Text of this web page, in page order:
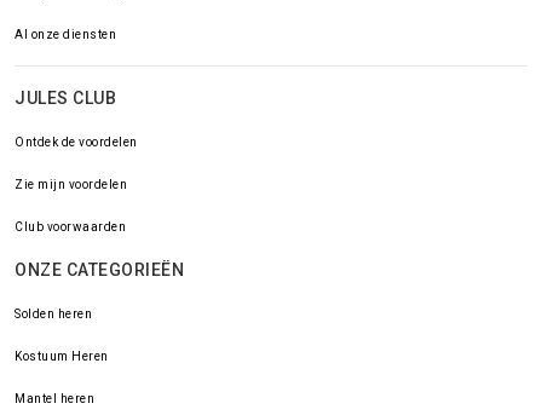
Al onze diensten
JULES CLUB
Ontdek de voordelen
Zie mijn voordelen
Club voorwaarden
ONZE CATEGORIEËN
Solden heren
Kostuum Heren
Mantel heren